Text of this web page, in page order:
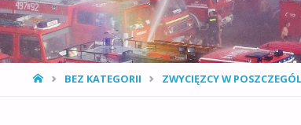
STRONA
BEZ KATEGORII ZWYCIĘZCY W